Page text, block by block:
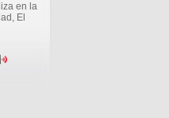
en la
El